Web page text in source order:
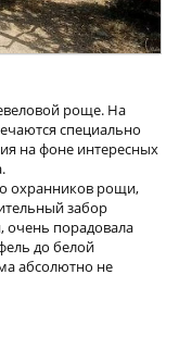
роще. На
специально
на фоне интересных
охранников рощи,
забор
очень порадовала
до белой
абсолютно не